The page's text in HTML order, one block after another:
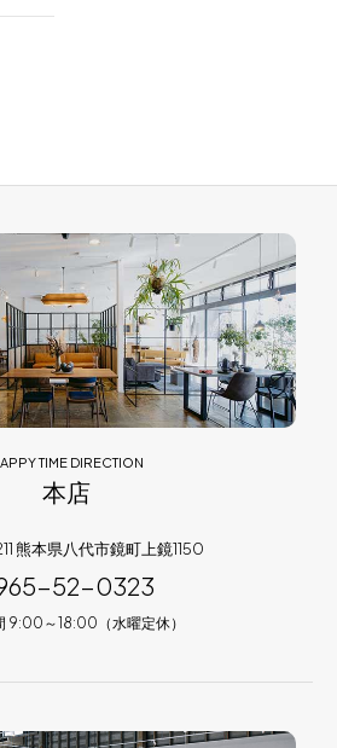
TIME DIRECTION
本店
熊本県八代市鏡町上鏡1150
52-0323
9:00～18:00（水曜定休）